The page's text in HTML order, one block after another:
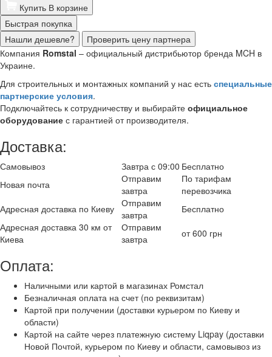
Купить В корзине
Быстрая покупка
Нашли дешевле?
Проверить цену партнера
Компания Romstal – официальный дистрибьютор бренда MCH в
Украине.
Для строительных и монтажных компаний у нас есть специальные
партнерские условия.
Подключайтесь к сотрудничеству и выбирайте официальное
оборудование с гарантией от производителя.
Доставка:
Самовывоз Завтра с 09:00 Бесплатно
Новая почта
Отправим
завтра
По тарифам
перевозчика
Адресная доставка по Киеву Отправим
завтра
Бесплатно
Адресная доставка 30 км от
Киева
Отправим
завтра
от 600 грн
Оплата:
Наличными или картой в магазинах Ромстал
Безналичная оплата на счет (по реквизитам)
Картой при получении (доставки курьером по Киеву и
области)
Картой на сайте через платежную систему Liqpay (доставки
Новой Почтой, курьером по Киеву и области, самовывоз из